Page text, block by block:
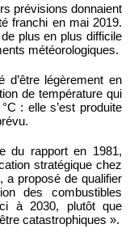
prévisions donnaient
franchi en mai 2019.
plus en plus difficile
météorologiques.
légèrement en
de température qui
: elle s’est produite
du rapport en 1981,
stratégique chez
a proposé de qualifier
des combustibles
à 2030, plutôt que
catastrophiques ».